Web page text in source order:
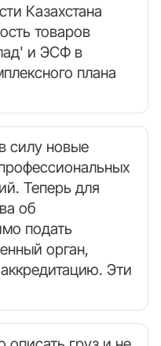
Казахстана
товаров
и ЭСФ в
плана
силу новые
Теперь для
об
подать
орган,
Эти